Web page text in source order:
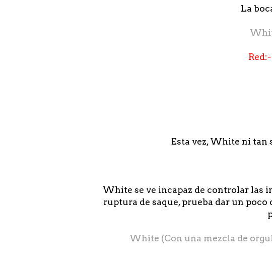
La
Esta vez, White ni tan
White se ve incapaz de controlar las
ruptura de saque, prueba dar un
White (Con una mezcla de